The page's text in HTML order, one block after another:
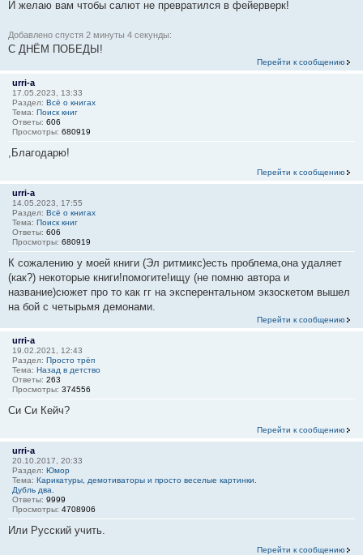
И желаю вам чтобы салют не превратился в фейерверк!
Добавлено спустя 2 минуты 4 секунды:
С ДНЁМ ПОБЕДЫ!
Перейти к сообщению
urri-a
17.05.2023, 13:33
Раздел: Всё о книгах
Тема: Поиск книг
Ответы: 606
Просмотры: 680919
,Благодарю!
Перейти к сообщению
urri-a
14.05.2023, 17:55
Раздел: Всё о книгах
Тема: Поиск книг
Ответы: 606
Просмотры: 680919
К сожалению у моей книги (Эл ритмикс)есть проблема,она удаляет
(как?) некоторые книги!помогите!ищу (не помню автора и
название)сюжет про то как гг на эксперентальном экзоскетом вышел
на бой с четырьмя демонами.
Перейти к сообщению
urri-a
19.02.2021, 12:43
Раздел: Просто трёп
Тема: Назад в детство
Ответы: 263
Просмотры: 374556
Си Си Кейч?
Перейти к сообщению
urri-a
20.10.2017, 20:33
Раздел: Юмор
Тема: Карикатуры, демотиваторы и просто веселые картинки.
Дубль два.
Ответы: 9999
Просмотры: 4708906
Или Русский учить.
Перейти к сообщению